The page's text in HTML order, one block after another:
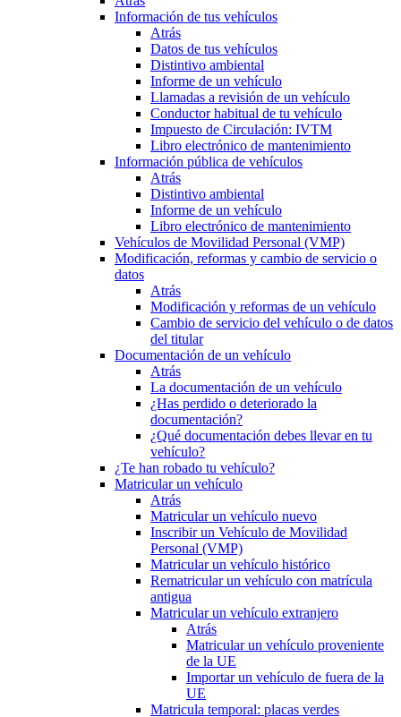
Información de tus vehículos
Atrás
Datos de tus vehículos
Distintivo ambiental
Informe de un vehículo
Llamadas a revisión de un vehículo
Conductor habitual de tu vehículo
Impuesto de Circulación: IVTM
Libro electrónico de mantenimiento
Información pública de vehículos
Atrás
Distintivo ambiental
Informe de un vehículo
Libro electrónico de mantenimiento
Vehículos de Movilidad Personal (VMP)
Modificación, reformas y cambio de servicio o
datos
Atrás
Modificación y reformas de un vehículo
Cambio de servicio del vehículo o de datos
del titular
Documentación de un vehículo
Atrás
La documentación de un vehículo
¿Has perdido o deteriorado la
documentación?
¿Qué documentación debes llevar en tu
vehículo?
¿Te han robado tu vehículo?
Matricular un vehículo
Atrás
Matricular un vehículo nuevo
Inscribir un Vehículo de Movilidad
Personal (VMP)
Matricular un vehículo histórico
Rematricular un vehículo con matrícula
antigua
Matricular un vehículo extranjero
Atrás
Matricular un vehículo proveniente
de la UE
Importar un vehículo de fuera de la
UE
Matricula temporal: placas verdes